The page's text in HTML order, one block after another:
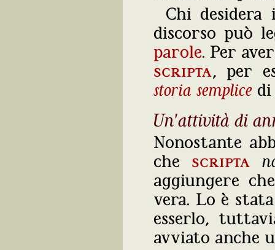
Chi
discorso può
parole. Per
scripta, per
storia semplice
Un'attività di
Nonostante
che scripta
aggiungere
vera. Lo è
esserlo,
avviato anche